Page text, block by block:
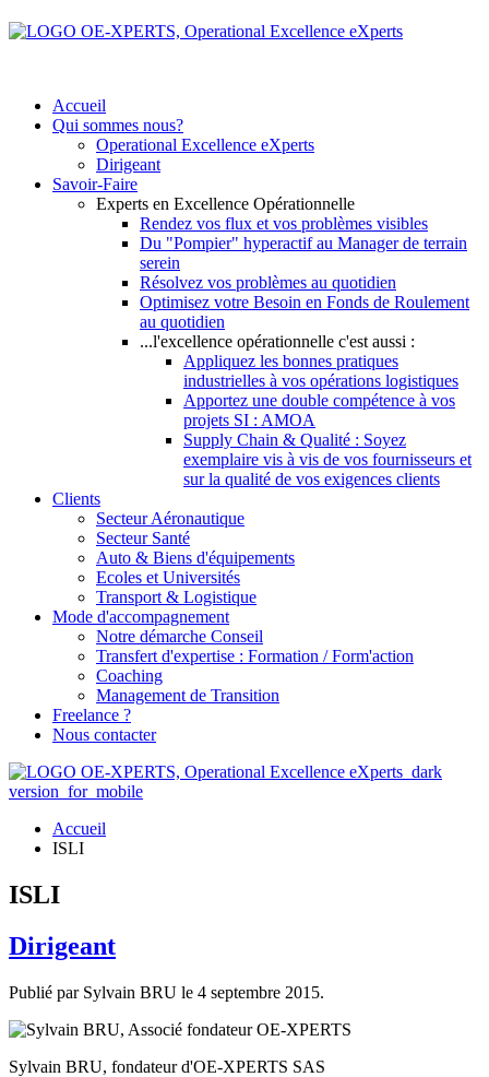
Accueil
Qui sommes nous?
Operational Excellence eXperts
Dirigeant
Savoir-Faire
Experts en Excellence Opérationnelle
Rendez vos flux et vos problèmes visibles
Du "Pompier" hyperactif au Manager de terrain
serein
Résolvez vos problèmes au quotidien
Optimisez votre Besoin en Fonds de Roulement
au quotidien
...l'excellence opérationnelle c'est aussi :
Appliquez les bonnes pratiques
industrielles à vos opérations logistiques
Apportez une double compétence à vos
projets SI : AMOA
Supply Chain & Qualité : Soyez
exemplaire vis à vis de vos fournisseurs et
sur la qualité de vos exigences clients
Clients
Secteur Aéronautique
Secteur Santé
Auto & Biens d'équipements
Ecoles et Universités
Transport & Logistique
Mode d'accompagnement
Notre démarche Conseil
Transfert d'expertise : Formation / Form'action
Coaching
Management de Transition
Freelance ?
Nous contacter
Accueil
ISLI
ISLI
Dirigeant
Publié par Sylvain BRU le 4 septembre 2015.
Sylvain BRU, fondateur d'OE-XPERTS SAS